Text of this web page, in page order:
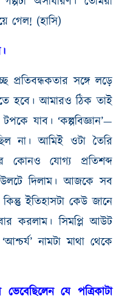
গেল! (হাসি)
।
প্রতিবন্ধকতার সঙ্গে লড়ে
হবে। আমারও ঠিক তাই
টপকে যাব। ‘কল্পবিজ্ঞান’—
না। আমিই ওটা তৈরি
কোনও যোগ্য
প্রতিশব্দ
দিলাম। আজকে সব
কিন্তু ইতিহাসটা কেউ জানে
করলাম। সিমপ্লি আউট
‘আশ্চর্য’ নামটা মাথা থেকে
ভেবেছিলেন যে পত্রিকাটা